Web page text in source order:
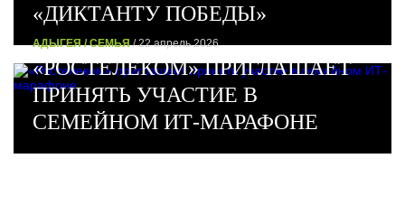
«ДИКТАНТУ ПОБЕДЫ»
АДЫГЕЯ / СЕМЬЯ/ 22 апрель 2026
«РОСТЕЛЕКОМ» ПРИГЛАШАЕТ
ПРИНЯТЬ УЧАСТИЕ В
СЕМЕЙНОМ ИТ-МАРАФОНЕ